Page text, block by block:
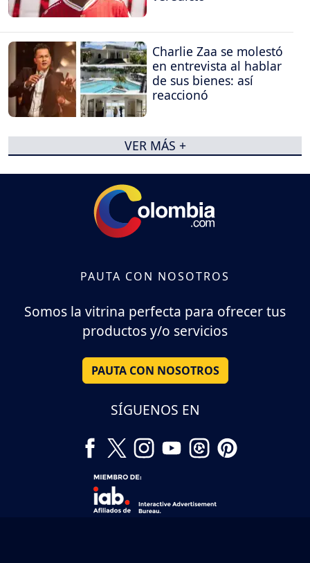
Charlie Zaa se molestó
en entrevista al hablar
de sus bienes: así
reaccionó
VER MÁS +
PAUTA CON NOSOTROS
Somos la vitrina perfecta para ofrecer tus
productos y/o servicios
PAUTA CON NOSOTROS
SÍGUENOS EN